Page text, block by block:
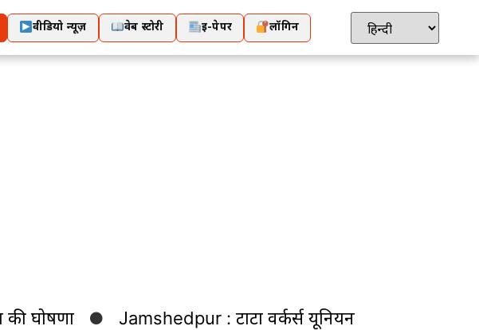
वीडियो न्यूज़ वेब स्टोरी ई-पेपर लॉगिन
Jamshedpur : टाटा वर्कर्स यूनियन ने 16 सेवानिवृत्त कर्मचारियों